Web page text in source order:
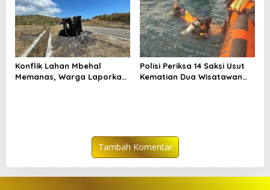
Konflik Lahan Mbehal
Memanas, Warga Laporkan
Polisi Periksa 14 Saksi Usut
Kematian Dua Wisatawan
Tambah Komentar